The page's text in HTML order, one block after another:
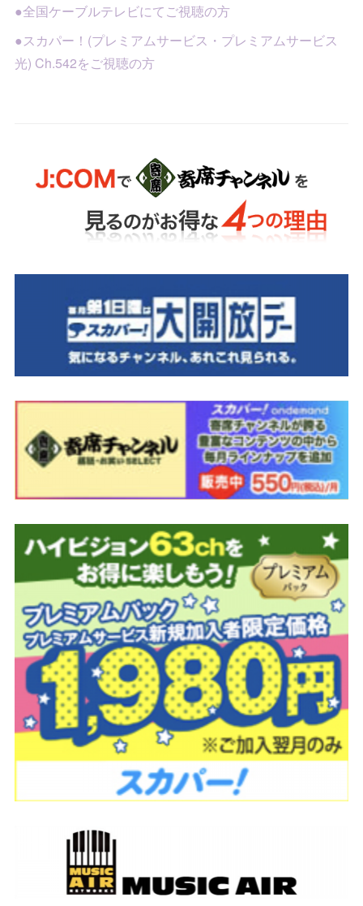
●全国ケーブルテレビにてご視聴の方
●スカパー！(プレミアムサービス・プレミアムサービス
光) Ch.542をご視聴の方